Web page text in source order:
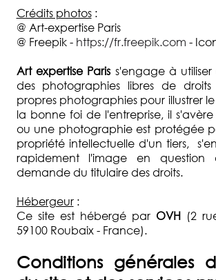
DEMANDE
D'ESTIMATION
COMMISSAIRE
PRISEUR
ACTUALITÉS
FAQ
Crédits photos:
@ Art-expertise Paris
@ Freepik - https://fr.freepik.com -
Art expertise Paris s'engage à
des photographies libres de
propres photographies pour illustrer le
la bonne foi de l'entreprise, il
ou une photographie est protégée
propriété intellectuelle d'un tiers,
rapidement l'image en
demande du titulaire des droits.
Hébergeur:
Ce site est hébergé par OVH(2
59100 Roubaix - France).
Conditions générales